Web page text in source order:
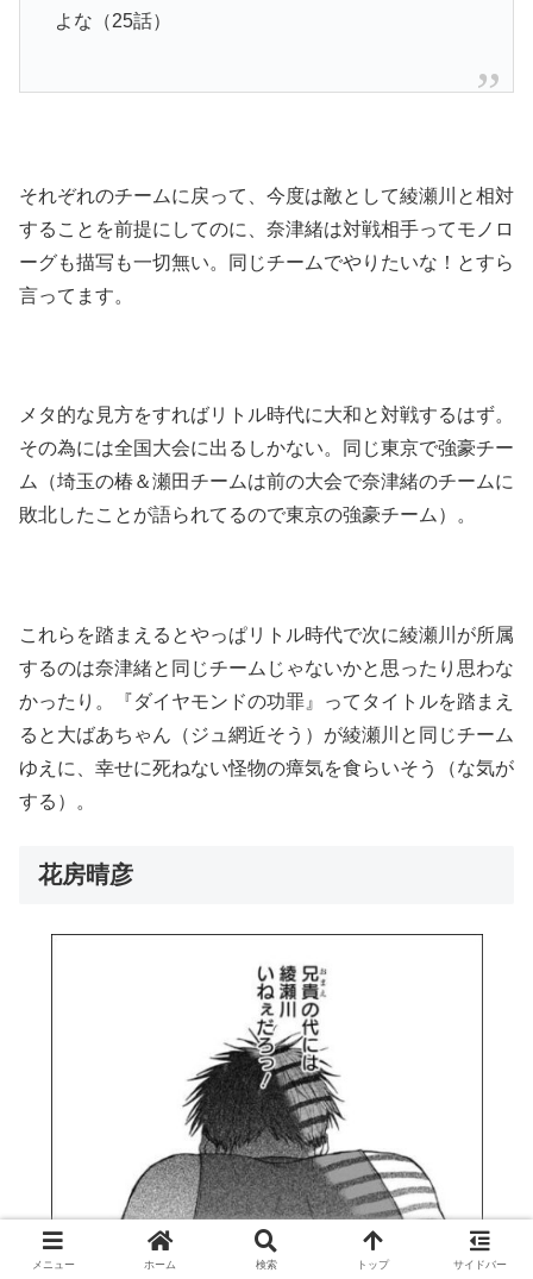
よな（25話）
それぞれのチームに戻って、今度は敵として綾瀬川と相対
することを前提にしてのに、奈津緒は対戦相手ってモノロ
ーグも描写も一切無い。同じチームでやりたいな！とすら
言ってます。
メタ的な見方をすればリトル時代に大和と対戦するはず。
その為には全国大会に出るしかない。同じ東京で強豪チー
ム（埼玉の椿＆瀬田チームは前の大会で奈津緒のチームに
敗北したことが語られてるので東京の強豪チーム）。
これらを踏まえるとやっぱリトル時代で次に綾瀬川が所属
するのは奈津緒と同じチームじゃないかと思ったり思わな
かったり。『ダイヤモンドの功罪』ってタイトルを踏まえ
ると大ばあちゃん（ジュ網近そう）が綾瀬川と同じチーム
ゆえに、幸せに死ねない怪物の瘴気を食らいそう（な気が
する）。
花房晴彦
メニュー ホーム 検索 トップ サイドバー